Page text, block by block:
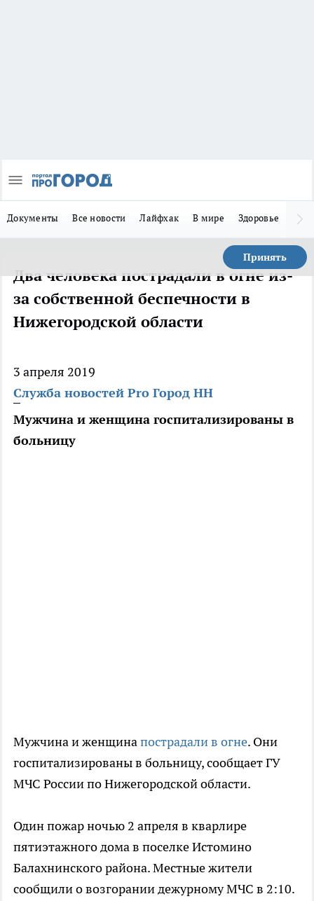
Документы Все новости Лайфхак В мире Здоровье
Принять
Два человека пострадали в огне из-
за собственной беспечности в
Нижегородской области
3 апреля 2019
Служба новостей Pro Город НН
Мужчина и женщина госпитализированы в
больницу
Мужчина и женщинапострадали в огне. Они
госпитализированы в больницу, сообщает ГУ
МЧС России по Нижегородской области.
Один пожар ночью 2 апреля в кварлире
пятиэтажного дома в поселке Истомино
Балахнинского района. Местные жители
сообщили о возгорании дежурному МЧС в 2:10.